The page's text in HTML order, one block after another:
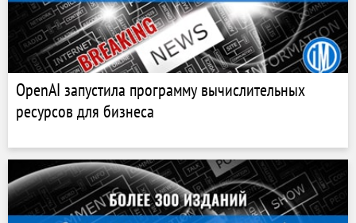
OpenAI запустила программу вычислительных
ресурсов для бизнеса